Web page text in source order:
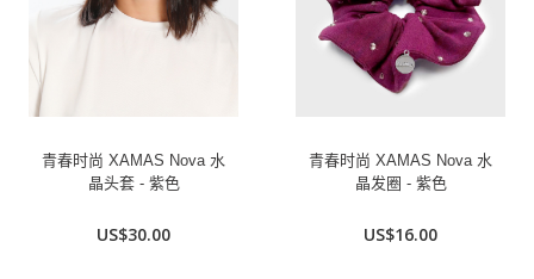
青春时尚 XAMAS Nova 水
晶头套 - 紫色
US$30.00
青春时尚 XAMAS Nova 水
晶发圈 - 紫色
US$16.00